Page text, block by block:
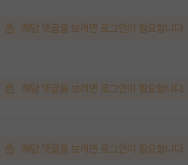
해당 댓글을 보려면 로그인이 필요합니다.
해당 댓글을 보려면 로그인이 필요합니다.
해당 댓글을 보려면 로그인이 필요합니다.